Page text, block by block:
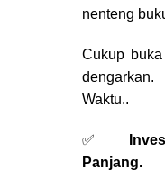
nenteng
Cukup
Waktu..
✅
Panjang.